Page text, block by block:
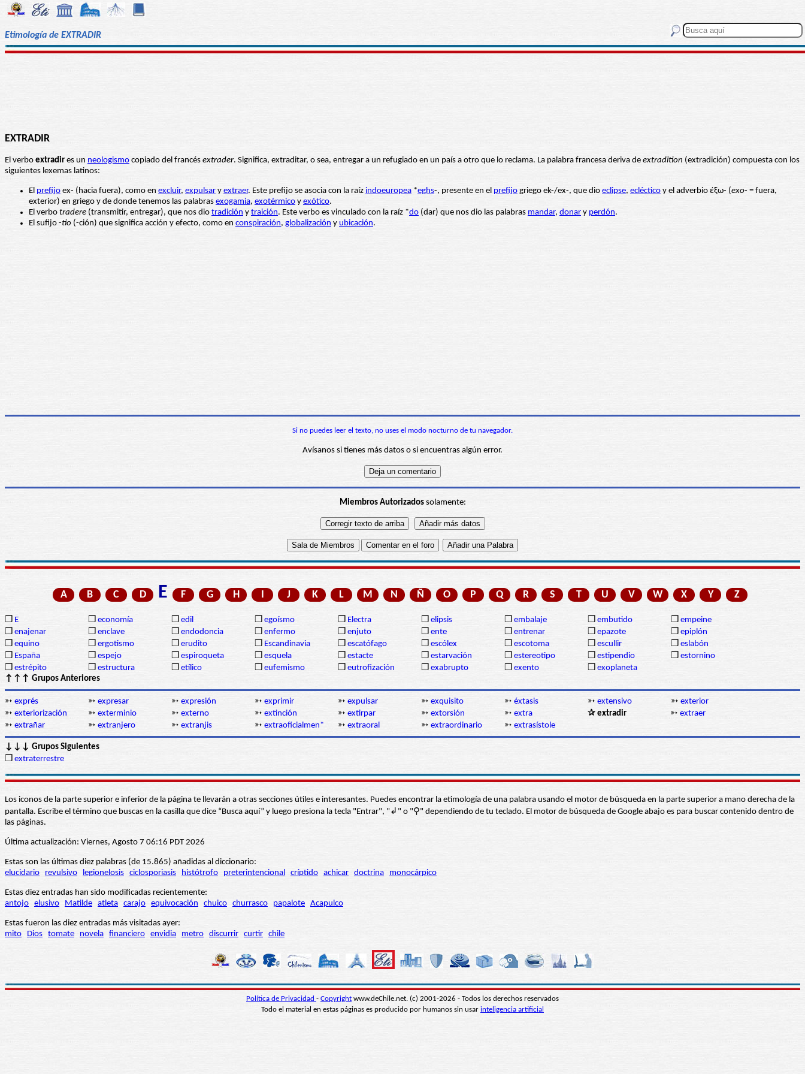
Etimología de EXTRADIR
EXTRADIR
El verbo extradir es un neologismo copiado del francés extrader. Significa, extraditar, o sea, entregar a un refugiado en un país a otro que lo reclama. La palabra francesa deriva de extradition (extradición) compuesta con los
siguientes lexemas latinos:
El prefijo ex- (hacia fuera), como en excluir, expulsar y extraer. Este prefijo se asocia con la raíz indoeuropea *eghs-, presente en el prefijo griego ek-/ex-, que dio eclipse, ecléctico y el adverbio έξω- (exo- = fuera,
exterior) en griego y de donde tenemos las palabras exogamia, exotérmico y exótico.
El verbo tradere (transmitir, entregar), que nos dio tradición y traición. Este verbo es vinculado con la raíz *do (dar) que nos dio las palabras mandar, donar y perdón.
El sufijo -tio (-ción) que significa acción y efecto, como en conspiración, globalización y ubicación.
Si no puedes leer el texto, no uses el modo nocturno de tu navegador.
Avísanos si tienes más datos o si encuentras algún error.
Miembros Autorizadossolamente:
A B C D E F G H I J K L M N Ñ O P Q R S T U V W X Y Z
❒ E ❒ economía ❒ edil ❒ egoísmo ❒ Electra ❒ elipsis ❒ embalaje ❒ embutido ❒ empeine
❒ enajenar ❒ enclave ❒ endodoncia ❒ enfermo ❒ enjuto ❒ ente ❒ entrenar ❒ epazote ❒ epiplón
❒ equino ❒ ergotismo ❒ erudito ❒ Escandinavia ❒ escatófago ❒ escólex ❒ escotoma ❒ escullir ❒ eslabón
❒ España ❒ espejo ❒ espiroqueta ❒ esquela ❒ estacte ❒ estarvación ❒ estereotipo ❒ estipendio ❒ estornino
❒ estrépito ❒ estructura ❒ etílico ❒ eufemismo ❒ eutrofización ❒ exabrupto ❒ exento ❒ exoplaneta
↑↑↑ Grupos Anteriores
➳ exprés ➳ expresar ➳ expresión ➳ exprimir ➳ expulsar ➳ exquisito ➳ éxtasis ➳ extensivo ➳ exterior
➳ exteriorización ➳ exterminio ➳ externo ➳ extinción ➳ extirpar ➳ extorsión ➳ extra ✰ extradir ➳ extraer
➳ extrañar ➳ extranjero ➳ extranjis ➳ extraoficialmen* ➳ extraoral ➳ extraordinario ➳ extrasístole
↓↓↓ Grupos Siguientes
❒ extraterrestre
Los iconos de la parte superior e inferior de la página te llevarán a otras secciones útiles e interesantes. Puedes encontrar la etimología de una palabra usando el motor de búsqueda en la parte superior a mano derecha de la
pantalla. Escribe el término que buscas en la casilla que dice “Busca aquí” y luego presiona la tecla "Entrar", "↲" o "⚲" dependiendo de tu teclado. El motor de búsqueda de Google abajo es para buscar contenido dentro de
las páginas.
Última actualización: Viernes, Agosto 7 06:16 PDT 2026
Estas son las últimas diez palabras (de 15.865) añadidas al diccionario:
elucidario
revulsivo legionelosis ciclosporiasis histótrofo preterintencional críptido achicar doctrina monocárpico
Estas diez entradas han sido modificadas recientemente:
antojo elusivo Matilde atleta carajo equivocación chuico churrasco papalote Acapulco
Estas fueron las diez entradas más visitadas ayer:
mito
Dios tomate novela financiero envidia metro discurrir curtir chile
Política de Privacidad - Copyright www.deChile.net. (c) 2001-2026 - Todos los derechos reservados
Todo el material en estas páginas es producido por humanos sin usar inteligencia artificial